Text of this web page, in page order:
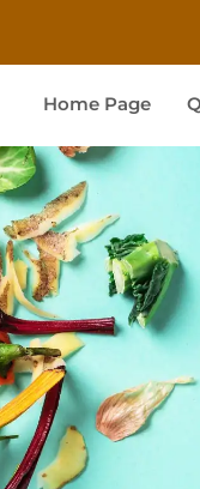
Home Page